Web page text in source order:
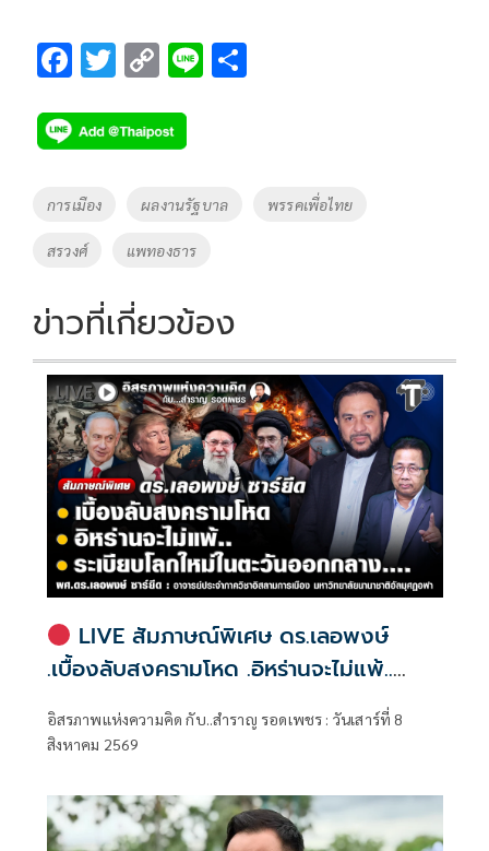
F
e
b
o
o
k
T
tt
er
C
p
y
Li
k
Li
Tags
การเมือง ผลงานรัฐบาล พรรคเพื่อไทย
สรวงศ์ แพทองธาร
ข่าวที่เกี่ยวข้อง
LIVE สัมภาษณ์พิเศษ ดร.เลอพงษ์
.เบื้องลับสงครามโหด .อิหร่านจะไม่แพ้..
อิสรภาพแห่งความคิด กับ..สำราญ รอด
อิสรภาพแห่งความคิด กับ..สำราญ รอดเพชร : วันเสาร์ที่ 8
สิงหาคม 2569